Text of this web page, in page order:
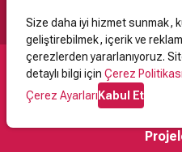
Size daha iyi hizmet sunmak,
geliştirebilmek, içerik ve
çerezlerden yararlanıyoruz.
detaylı bilgi için Çerez Politikası
Çerez AyarlarıKabul Et
İletişimYardımKullanıcı